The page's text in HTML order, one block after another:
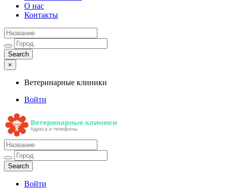
О нас
Контакты
×
Ветеринарные клиники
Войти
Ветеринарные клиники
Адреса и телефоны
Войти